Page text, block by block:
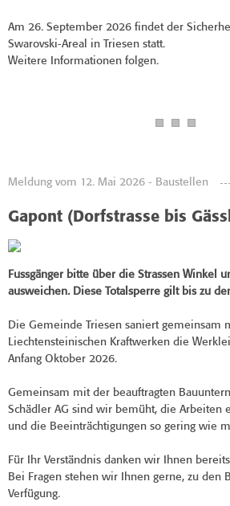
Am 26. September 2026 findet der
Swarovski-Areal in Triesen statt.
Weitere Informationen folgen.
Meldung vom 12. Mai 2026 - Baustellen
Gapont (Dorfstrasse bis
Fussgänger bitte über die Strassen Winkel
ausweichen. Diese Totalsperre gilt bis zu
Die Gemeinde Triesen saniert gemeinsam
Liechtensteinischen Kraftwerken die
Anfang Oktober 2026.
Gemeinsam mit der beauftragten
Schädler AG sind wir bemüht, die Arbeiten
und die Beeinträchtigungen so gering wie
Für Ihr Verständnis danken wir Ihnen
Bei Fragen stehen wir Ihnen gerne, zu den
Verfügung.